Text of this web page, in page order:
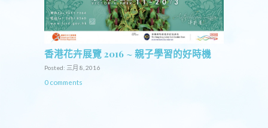
香港花卉展覽 2016 ~ 親子學習的好時機
Posted: 三月 8, 2016
0 comments